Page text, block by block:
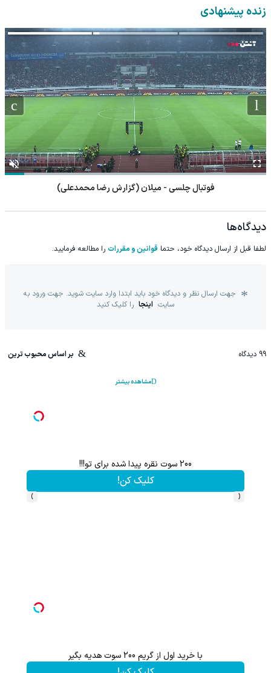
زنده پیشنهادی
فوتبال چلسی - میلان (گزارش رضا محمدعلی)
دیدگاه‌ها
لطفا قبل از ارسال دیدگاه خود، حتما قوانین و مقررات را مطالعه فرمایید.
جهت ارسال نظر و دیدگاه خود باید ابتدا وارد سایت شوید. جهت ورود به
سایت اینجا را کلیک کنید
99 دیدگاه بر اساس محبوب ترین
مشاهده بیشتر
هم سرمایه گذاری میکنی هم نقره هدیه میگیری ؛ثبت نام کن
کلیک کن!
‹
›
ثبت نام کن؛خرید کن؛نقره ببر